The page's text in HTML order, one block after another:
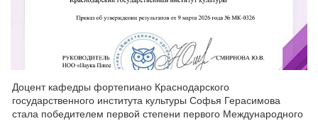
Доцент кафедры фортепиано Краснодарского
государственного института культуры Софья Герасимова
стала победителем первой степени первого Международного